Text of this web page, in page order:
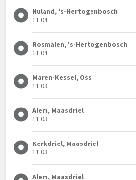
Nuland, 's-Hertogenbosch
11:04
Rosmalen, 's-Hertogenbosch
11:04
Maren-Kessel, Oss
11:03
Alem, Maasdriel
11:03
Kerkdriel, Maasdriel
11:03
Alem, Maasdriel